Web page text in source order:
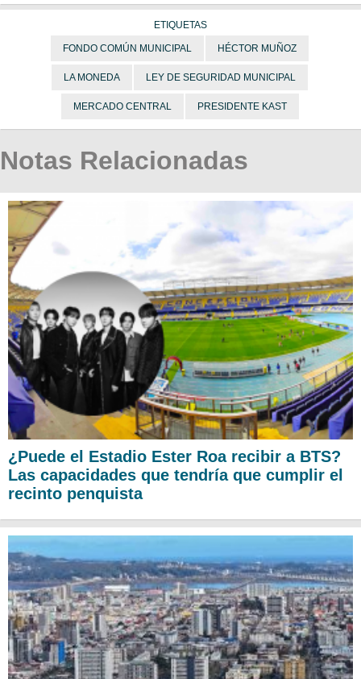
ETIQUETAS
FONDO COMÚN MUNICIPAL HÉCTOR MUÑOZ
LA MONEDA LEY DE SEGURIDAD MUNICIPAL
MERCADO CENTRAL PRESIDENTE KAST
Notas Relacionadas
¿Puede el Estadio Ester Roa recibir a BTS?
Las capacidades que tendría que cumplir el
recinto penquista